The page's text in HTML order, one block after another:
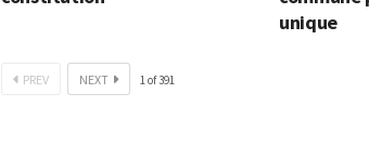
unique
PREV NEXT 1of391